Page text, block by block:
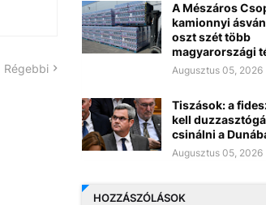
Régebbi
A Mészáros
kamionnyi
oszt szét több
magyarországi
Augusztus 05, 2026
Tiszások: a
kell
csinálni a
Augusztus 05, 2026
HOZZÁSZÓLÁSOK